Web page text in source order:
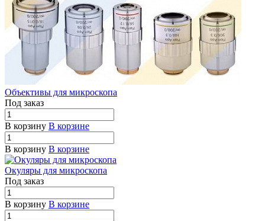
Объективы для микроскопа
Под заказ
В корзину В корзине
В корзину В корзине
Окуляры для микроскопа
Под заказ
В корзину В корзине